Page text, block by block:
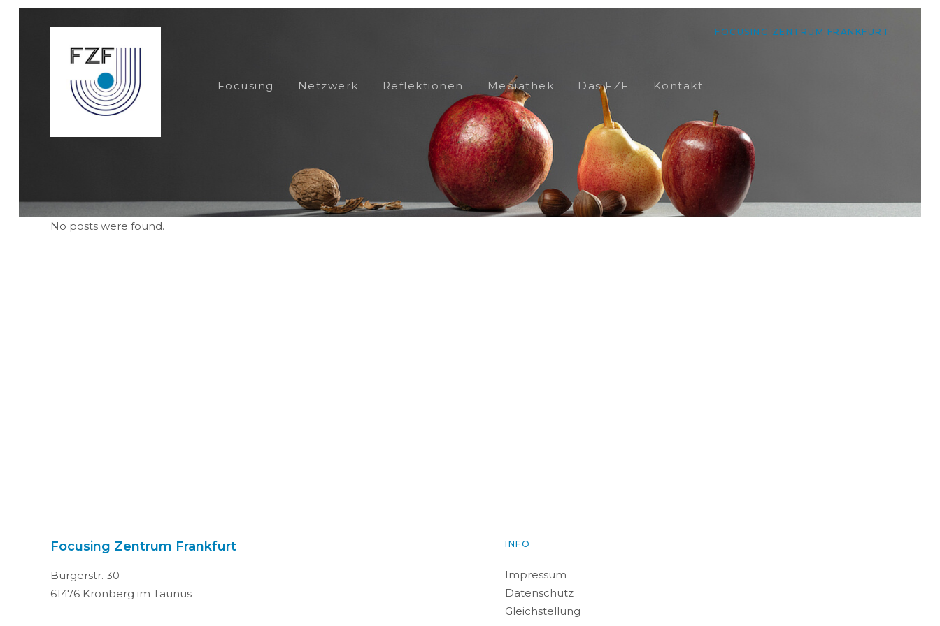
FOCUSING ZENTRUM FRANKFURT
Focusing Netzwerk Reflektionen Mediathek Das FZF Kontakt
No posts were found.
Focusing Zentrum Frankfurt
Burgerstr. 30
61476 Kronberg im Taunus
INFO
Impressum
Datenschutz
Gleichstellung